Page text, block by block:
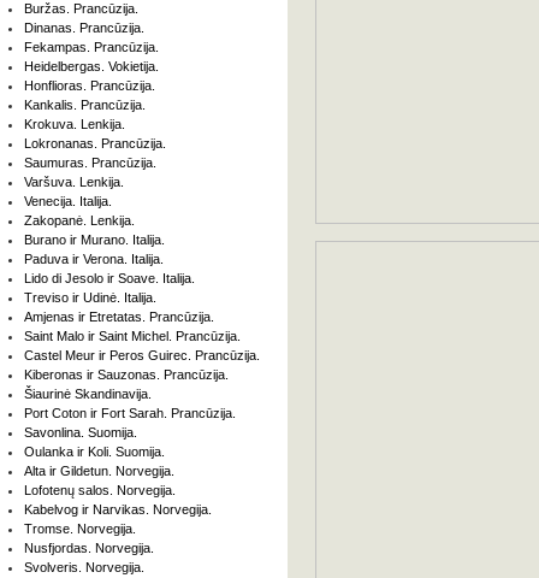
Buržas. Prancūzija.
Dinanas. Prancūzija.
Fekampas. Prancūzija.
Heidelbergas. Vokietija.
Honflioras. Prancūzija.
Kankalis. Prancūzija.
Krokuva. Lenkija.
Lokronanas. Prancūzija.
Saumuras. Prancūzija.
Varšuva. Lenkija.
Venecija. Italija.
Zakopanė. Lenkija.
Burano ir Murano. Italija.
Paduva ir Verona. Italija.
Lido di Jesolo ir Soave. Italija.
Treviso ir Udinė. Italija.
Amjenas ir Etretatas. Prancūzija.
Saint Malo ir Saint Michel. Prancūzija.
Castel Meur ir Peros Guirec. Prancūzija.
Kiberonas ir Sauzonas. Prancūzija.
Šiaurinė Skandinavija.
Port Coton ir Fort Sarah. Prancūzija.
Savonlina. Suomija.
Oulanka ir Koli. Suomija.
Alta ir Gildetun. Norvegija.
Lofotenų salos. Norvegija.
Kabelvog ir Narvikas. Norvegija.
Tromse. Norvegija.
Nusfjordas. Norvegija.
Svolveris. Norvegija.